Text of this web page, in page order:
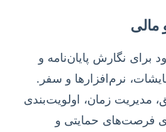
برای نگارش پایان‌نامه و
نرم‌افزارها و سفر.
مدیریت زمان، اولویت‌بندی
فرصت‌های حمایتی و